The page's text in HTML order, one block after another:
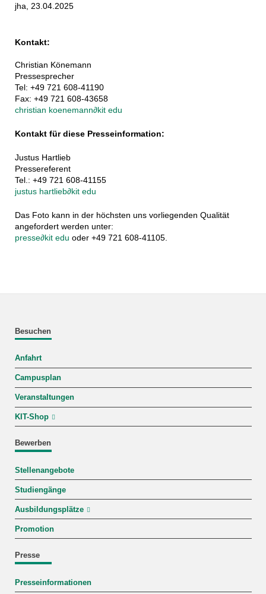
jha, 23.04.2025
Kontakt:
Christian Könemann
Pressesprecher
Tel: +49 721 608-41190
Fax: +49 721 608-43658
christian koenemann∂kit edu
Kontakt für diese Presseinformation:
Justus Hartlieb
Pressereferent
Tel.: +49 721 608-41155
justus hartlieb∂kit edu
Das Foto kann in der höchsten uns vorliegenden Qualität
angefordert werden unter:
presse∂kit edu oder +49 721 608-41105.
Besuchen
Anfahrt
Campusplan
Veranstaltungen
KIT-Shop
Bewerben
Stellenangebote
Studiengänge
Ausbildungsplätze
Promotion
Presse
Presseinformationen